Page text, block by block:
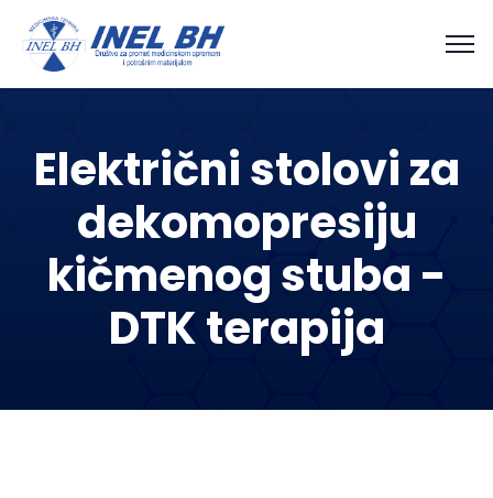
Električni stolovi za
dekomopresiju
kičmenog stuba -
DTK terapija